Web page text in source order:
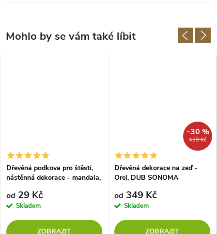
Dřevěná podkova pro štěstí,
nástěnná dekorace – mandala,
od 29 Kč
Skladem
ZOBRAZIT
459 Kč
–30 %
Dřevěná dekorace na zeď -
Orel, DUB SONOMA
od 349 Kč
Skladem
ZOBRAZIT